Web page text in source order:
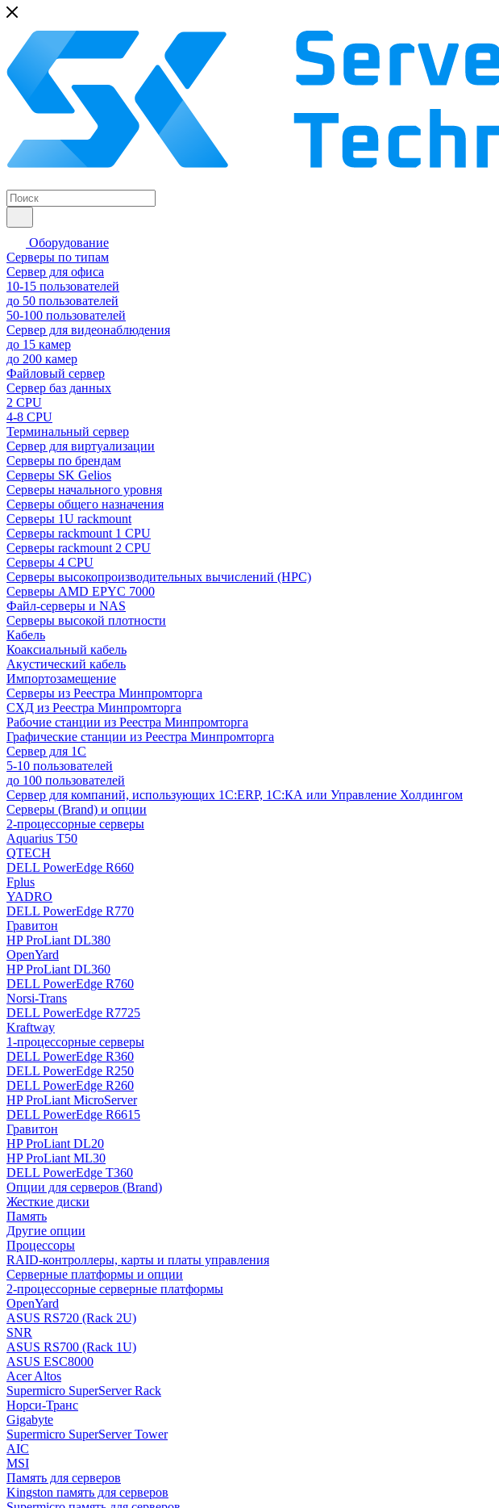
Оборудование
Серверы по типам
Сервер для офиса
10-15 пользователей
до 50 пользователей
50-100 пользователей
Сервер для видеонаблюдения
до 15 камер
до 200 камер
Файловый сервер
Сервер баз данных
2 CPU
4-8 CPU
Терминальный сервер
Сервер для виртуализации
Серверы по брендам
Серверы SK Gelios
Серверы начального уровня
Серверы общего назначения
Серверы 1U rackmount
Серверы rackmount 1 CPU
Серверы rackmount 2 CPU
Серверы 4 CPU
Серверы высокопроизводительных вычислений (HPC)
Серверы AMD EPYC 7000
Файл-серверы и NAS
Серверы высокой плотности
Кабель
Коаксиальный кабель
Акустический кабель
Импортозамещение
Серверы из Реестра Минпромторга
СХД из Реестра Минпромторга
Рабочие станции из Реестра Минпромторга
Графические станции из Реестра Минпромторга
Сервер для 1С
5-10 пользователей
до 100 пользователей
Сервер для компаний, использующих 1C:ERP, 1С:КА или Управление Холдингом
Серверы (Brand) и опции
2-процессорные серверы
Aquarius T50
QTECH
DELL PowerEdge R660
Fplus
YADRO
DELL PowerEdge R770
Гравитон
HP ProLiant DL380
OpenYard
HP ProLiant DL360
DELL PowerEdge R760
Norsi-Trans
DELL PowerEdge R7725
Kraftway
1-процессорные серверы
DELL PowerEdge R360
DELL PowerEdge R250
DELL PowerEdge R260
HP ProLiant MicroServer
DELL PowerEdge R6615
Гравитон
HP ProLiant DL20
HP ProLiant ML30
DELL PowerEdge T360
Опции для серверов (Brand)
Жесткие диски
Память
Другие опции
Процессоры
RAID-контроллеры, карты и платы управления
Серверные платформы и опции
2-процессорные серверные платформы
OpenYard
ASUS RS720 (Rack 2U)
SNR
ASUS RS700 (Rack 1U)
ASUS ESC8000
Acer Altos
Supermicro SuperServer Rack
Норси-Транс
Gigabyte
Supermicro SuperServer Tower
AIC
MSI
Память для серверов
Kingston память для серверов